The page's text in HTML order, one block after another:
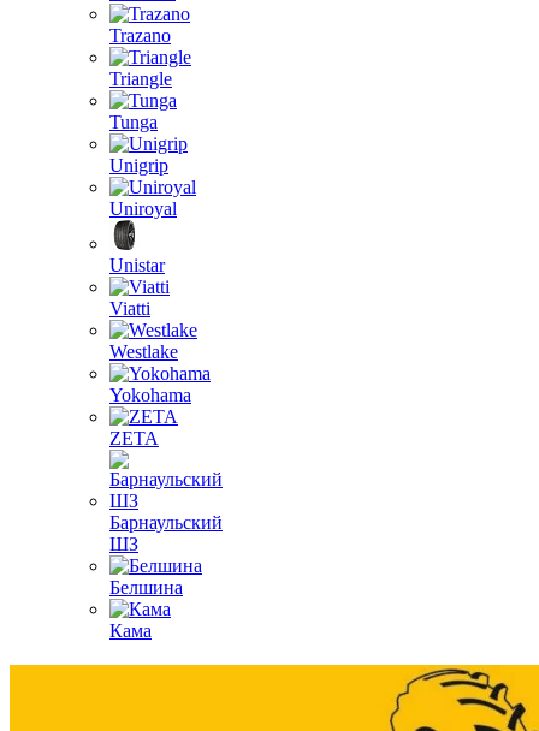
Trazano
Triangle
Tunga
Unigrip
Uniroyal
Unistar
Viatti
Westlake
Yokohama
ZETA
Барнаульский
ШЗ
Белшина
Кама